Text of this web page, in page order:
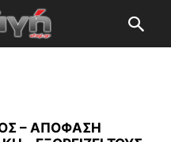
– ΑΠΟΦΑΣΗ